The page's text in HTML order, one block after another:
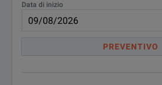
Data di inizio
PREVENTIVO